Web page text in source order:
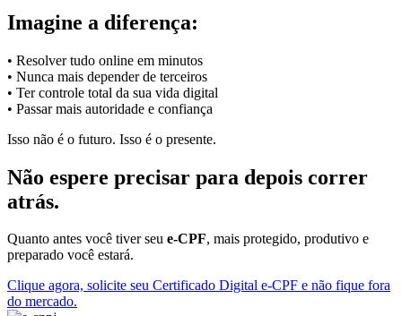
Imagine a diferença:
• Resolver tudo online em minutos
• Nunca mais depender de terceiros
• Ter controle total da sua vida digital
• Passar mais autoridade e confiança
Isso não é o futuro. Isso é o presente.
Não espere precisar para depois correr
atrás.
Quanto antes você tiver seu e-CPF, mais protegido, produtivo e
preparado você estará.
Clique agora, solicite seu Certificado Digital e-CPF e não fique fora
do mercado.